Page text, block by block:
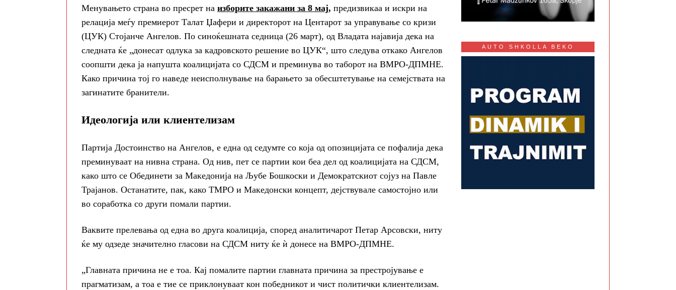
Менувањето страна во пресрет на изборите закажани за 8 мај, предизвикаа и искри на
релација меѓу премиерот Талат Џафери и директорот на Центарот за управување со кризи
(ЦУК) Стојанче Ангелов. По синоќешната седница (26 март), од Владата најавија дека на
следната ќе „донесат одлука за кадровското решение во ЦУК“, што следува откако Ангелов
соопшти дека ја напушта коалицијата со СДСМ и преминува во таборот на ВМРО-ДПМНЕ.
Како причина тој го наведе неисполнување на барањето за обесштетување на семејствата на
загинатите бранители.
Идеологија или клиентелизам
Партија Достоинство на Ангелов, е една од седумте со која од опозицијата се пофалија дека
преминуваат на нивна страна. Од нив, пет се партии кои беа дел од коалицијата на СДСМ,
како што се Обединети за Македонија на Љубе Бошкоски и Демократскиот сојуз на Павле
Трајанов. Останатите, пак, како ТМРО и Македонски концепт, дејствувале самостојно или
во соработка со други помали партии.
Ваквите прелевања од една во друга коалиција, според аналитичарот Петар Арсовски, ниту
ќе му одзеде значително гласови на СДСМ ниту ќе ѝ донесе на ВМРО-ДПМНЕ.
„Главната причина не е тоа. Кај помалите партии главната причина за престројување е
прагматизам, а тоа е тие се приклонуваат кон победникот и чист политички клиентелизам.
AUTO SHKOLLA BEKO